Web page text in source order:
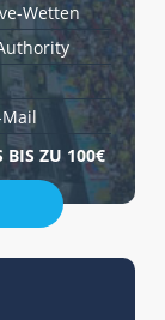
Wetten
BIS ZU 100€